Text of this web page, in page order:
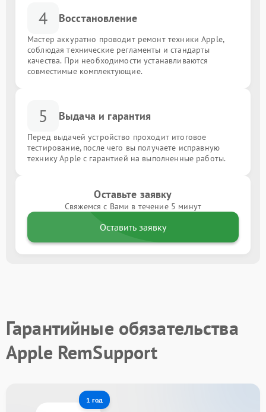
4 Восстановление
Мастер аккуратно проводит ремонт техники Apple,
соблюдая технические регламенты и стандарты
качества. При необходимости устанавливаются
совместимые комплектующие.
5 Выдача и гарантия
Перед выдачей устройство проходит итоговое
тестирование, после чего вы получаете исправную
технику Apple с гарантией на выполненные работы.
Оставьте заявку
Свяжемся с Вами в течение 5 минут
Оставить заявку
Гарантийные обязательства
Apple RemSupport
1 год